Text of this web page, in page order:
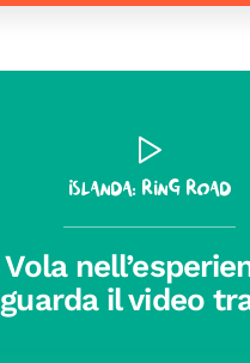
Islanda: Ring Road
Vola
guarda il video